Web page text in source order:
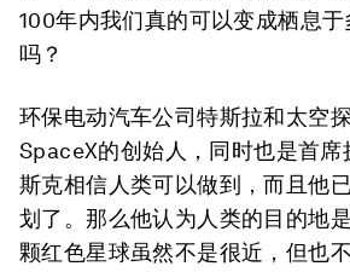
100年内我们真的可以变成栖息
吗？
环保电动汽车公司特斯拉和太空
SpaceX的创始人，同时也是首席
斯克相信人类可以做到，而且他
划了。那么他认为人类的目的地
颗红色星球虽然不是很近，但也